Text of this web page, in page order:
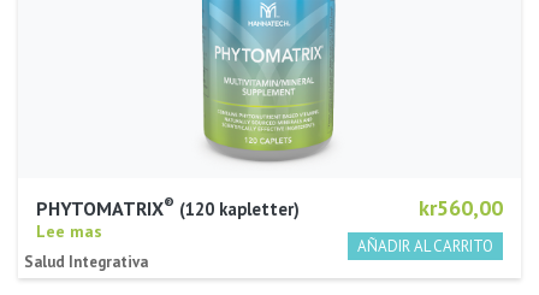
kr560,00
PHYTOMATRIX® 120 kapletter
Lee mas
Salud Integrativa